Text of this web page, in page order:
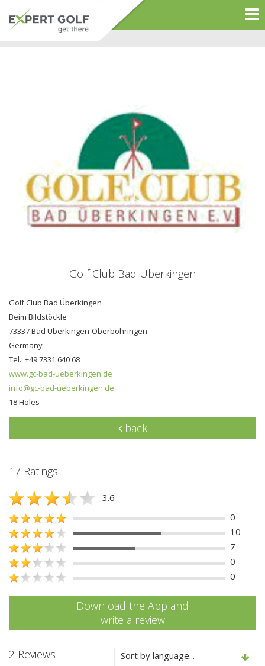
Golf Club Bad Überkingen
Golf Club Bad Überkingen
Beim Bildstöckle
73337 Bad Überkingen-Oberböhringen
Germany
Tel.: +49 7331 640 68
www.gc-bad-ueberkingen.de
info@gc-bad-ueberkingen.de
18 Holes
back
17 Ratings
3.6
0
10
7
0
0
Download the App and
write a review
2 Reviews Sort by language...